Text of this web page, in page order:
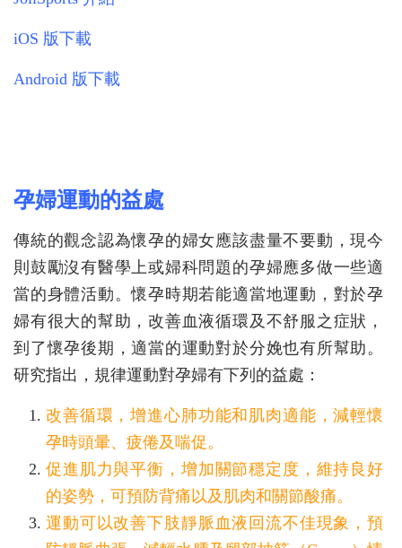
iOS 版下載
Android 版下載
孕婦運動的益處
傳統的觀念認為懷孕的婦女應該盡量不要動，現今
則鼓勵沒有醫學上或婦科問題的孕婦應多做一些適
當的身體活動。懷孕時期若能適當地運動，對於孕
婦有很大的幫助，改善血液循環及不舒服之症狀，
到了懷孕後期，適當的運動對於分娩也有所幫助。
研究指出，規律運動對孕婦有下列的益處：
改善循環，增進心肺功能和肌肉適能，減輕懷
孕時頭暈、疲倦及喘促。
促進肌力與平衡，增加關節穩定度，維持良好
的姿勢，可預防背痛以及肌肉和關節酸痛。
運動可以改善下肢靜脈血液回流不佳現象，預